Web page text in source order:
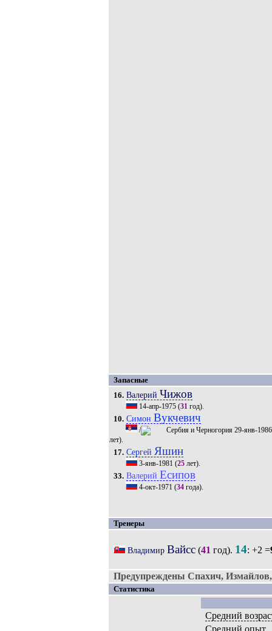
Запасные
16. Валерий Чижов
14-апр-1975(31год).
10. Симон Вукчевич
/
29-янв-1986
лет).
17. Сергей Яшин
3-янв-1981 (25лет).
33. Валерий Есипов
4-окт-1971 (34года).
Тренеры
Владимир Вайсс(41 год). 14: +2 =
Предупреждены Спахич,
Статистика
Средний
Средний опыт